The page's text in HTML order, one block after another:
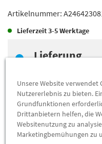
Artikelnummer:
Lieferzeit3-5 Werktage
Lieferung
Versandkostenfrei
Abholung
Preis inkl.19%MwSt.
Abholbar andiesen
Unsere Website verwendet
Nutzererlebnis zu bieten.
Grundfunktionen
Drittanbietern helfen, die
Websitenutzung zu
Marketingbemühungen zu